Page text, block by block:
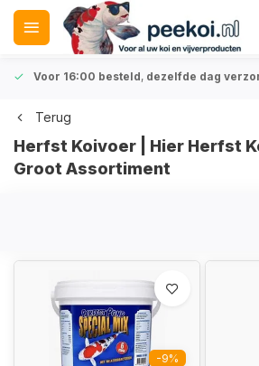
Voor 16:00 besteld, dezelfde dag
Terug
Herfst Koivoer | Hier Herfst
Groot Assortiment
-9%